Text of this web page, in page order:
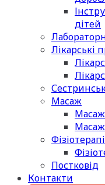
дітей
Лікарські
Масаж
Постковід
Контакти